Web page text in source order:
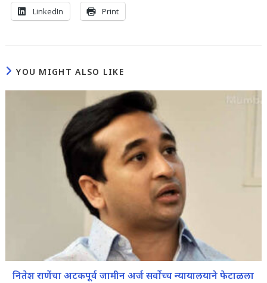
LinkedIn Print
YOU MIGHT ALSO LIKE
नितेश राणेंचा अटकपूर्व जामीन अर्ज सर्वोच्च न्यायालयाने फेटाळला